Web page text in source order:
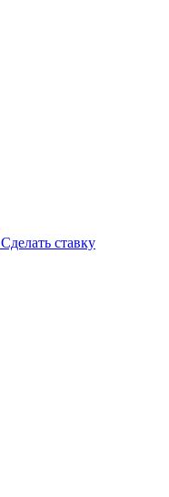
Сделать ставку